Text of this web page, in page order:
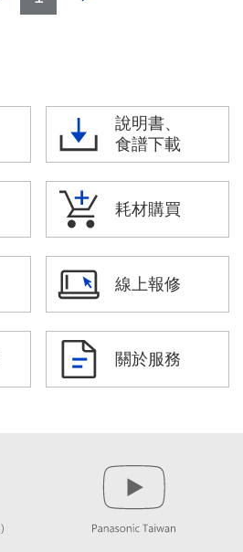
說明書、
食譜下載
耗材購買
線上報修
關於服務